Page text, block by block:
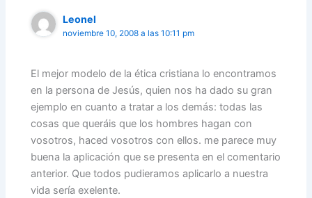
Leonel
noviembre 10, 2008 a las 10:11 pm
El mejor modelo de la ética cristiana lo encontramos
en la persona de Jesús, quien nos ha dado su gran
ejemplo en cuanto a tratar a los demás: todas las
cosas que queráis que los hombres hagan con
vosotros, haced vosotros con ellos. me parece muy
buena la aplicación que se presenta en el comentario
anterior. Que todos pudieramos aplicarlo a nuestra
vida sería exelente.